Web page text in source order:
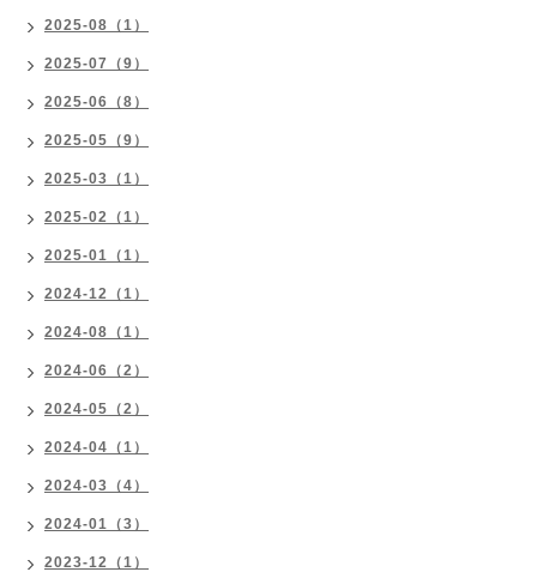
2025-08（1）
2025-07（9）
2025-06（8）
2025-05（9）
2025-03（1）
2025-02（1）
2025-01（1）
2024-12（1）
2024-08（1）
2024-06（2）
2024-05（2）
2024-04（1）
2024-03（4）
2024-01（3）
2023-12（1）